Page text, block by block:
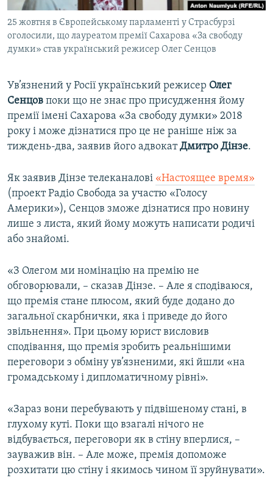
УКРАЇНСЬКА ПРОБЛЕМА КРИМУ
ІНФОГРАФІКА
ДОЛУЧАЙСЯ!
Усі сайти RFE/RL
25 жовтня в Європейському парламенті у Страсбурзі
оголосили, що лауреатом премії Сахарова «За свободу
думки» став український режисер Олег Сенцов
Ув’язнений у Росії український режисер Олег
Сенцов поки що не знає про присудження йому
премії імені Сахарова «За свободу думки» 2018
року і може дізнатися про це не раніше ніж за
тиждень-два, заявив його адвокатДмитро Дінзе.
Як заявив Дінзе телеканалові «Настоящее время»
(проект Радіо Свобода за участю «Голосу
Америки»), Сенцов зможе дізнатися про новину
лише з листа, який йому можуть написати родичі
або знайомі.
«З Олегом ми номінацію на премію не
обговорювали, – сказав Дінзе. – Але я сподіваюся,
що премія стане плюсом, який буде додано до
загальної скарбнички, яка і приведе до його
звільнення». При цьому юрист висловив
сподівання, що премія зробить реальнішими
переговори з обміну ув’язненими, які йшли «на
громадському і дипломатичному рівні».
«Зараз вони перебувають у підвішеному стані, в
глухому куті. Поки що взагалі нічого не
відбувається, переговори як в стіну вперлися, –
зауважив він. – Але може, премія допоможе
розхитати цю стіну і якимось чином її зруйнувати».